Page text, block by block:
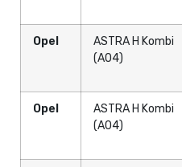
Opel
ASTRA H Kombi
(A04)
Opel
ASTRA H Kombi
(A04)